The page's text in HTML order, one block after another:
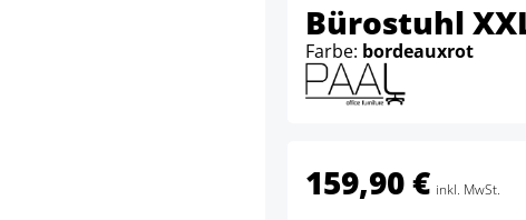
Bürostuhl
Farbe: bordeauxrot
159,90 € inkl. MwSt.